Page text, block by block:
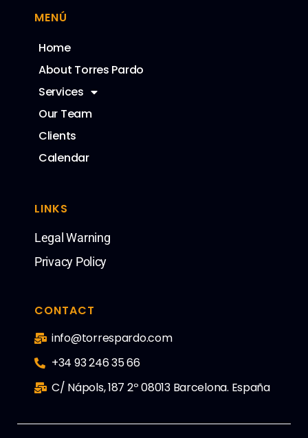
MENÚ
Home
About Torres Pardo
Services
Our Team
Clients
Calendar
LINKS
Legal Warning
Privacy Policy
CONTACT
info@torrespardo.com
+34 93 246 35 66
C/ Nápols, 187 2º 08013 Barcelona. España